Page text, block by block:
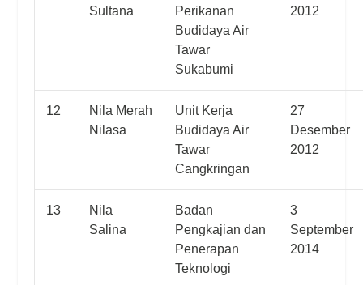
Sultana
Perikanan
Budidaya Air
Tawar
Sukabumi
2012
12
Nila Merah
Nilasa
Unit Kerja
Budidaya Air
Tawar
Cangkringan
27
Desember
2012
13
Nila
Salina
Badan
Pengkajian dan
Penerapan
Teknologi
3
September
2014